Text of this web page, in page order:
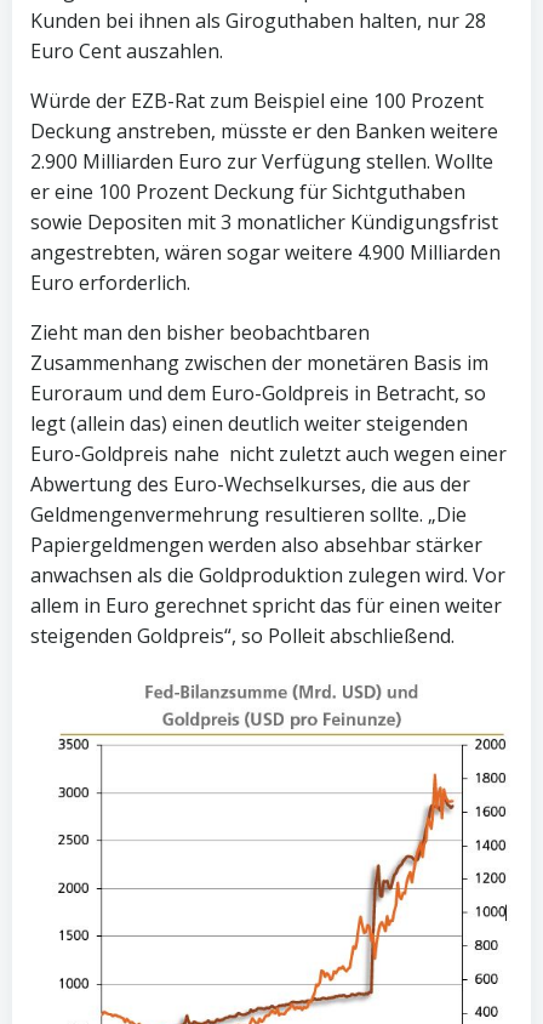
Kunden bei ihnen als Giroguthaben halten, nur 28
Euro Cent auszahlen.
Würde der EZB-Rat zum Beispiel eine 100 Prozent
Deckung anstreben, müsste er den Banken weitere
2.900 Milliarden Euro zur Verfügung stellen. Wollte
er eine 100 Prozent Deckung für Sichtguthaben
sowie Depositen mit 3 monatlicher Kündigungsfrist
angestrebten, wären sogar weitere 4.900 Milliarden
Euro erforderlich.
Zieht man den bisher beobachtbaren
Zusammenhang zwischen der monetären Basis im
Euroraum und dem Euro-Goldpreis in Betracht, so
legt (allein das) einen deutlich weiter steigenden
Euro-Goldpreis nahe  nicht zuletzt auch wegen einer
Abwertung des Euro-Wechselkurses, die aus der
Geldmengenvermehrung resultieren sollte. „Die
Papiergeldmengen werden also absehbar stärker
anwachsen als die Goldproduktion zulegen wird. Vor
allem in Euro gerechnet spricht das für einen weiter
steigenden Goldpreis“, so Polleit abschließend.